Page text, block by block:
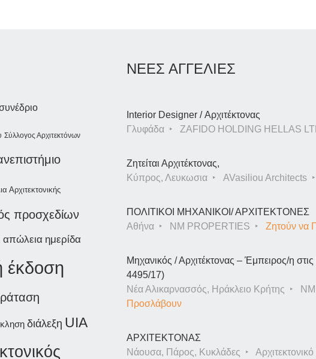
Σύλλογος Αρχιτεκτόνων
Αρχιτεκτονικής
προσχεδίων
απώλεια ημερίδα
έκδοση
διάλεξη UIA
ΝΕΕΣ ΑΓΓΕΛΙΕΣ
Interior Designer / Αρχιτέκτονας
Γλυφάδα
ZAFIDO HOLDING HELLAS
Ζητείται Αρχιτέκτονας,
Κύπρος, Λευκωσια
AVasiliou Architects
ΠΟΛΙΤΙΚΟΙ ΜΗΧΑΝΙΚΟΙ/ ΑΡΧΙΤΕΚΤΟΝΕΣ
Αθήνα
NM PROPERTIES Ζητούν να
Μηχανικός / Αρχιτέκτονας – Έμπειρος/η
4495/17)
Νέα Αλικαρνασσός, Ηράκλειο Κρήτης
Προσλάβουν
ΑΡΧΙΤΕΚΤΟΝΑΣ
Νάουσα, Πάρος, Κυκλάδες